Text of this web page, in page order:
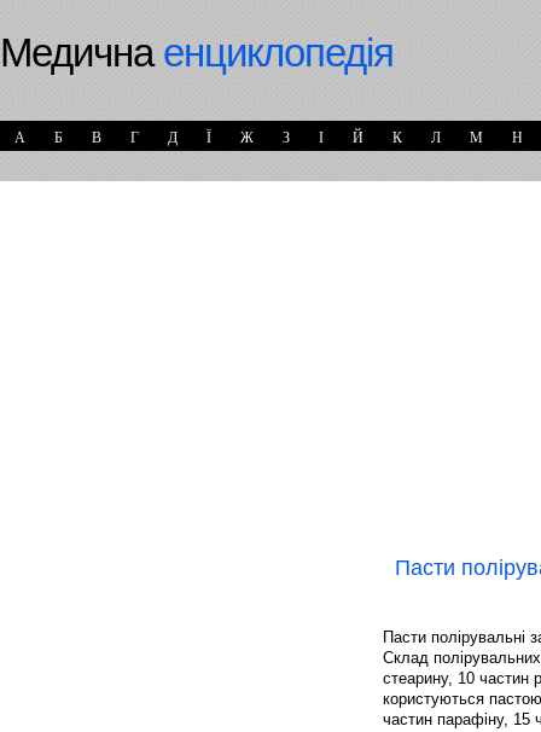
Медичнаенциклопедія
А Б В Г Д Ї Ж З І Й К Л М Н
Пасти
Пасти полірувальні
Склад
стеарину, 10 частин
користуються
частин парафіну, 15